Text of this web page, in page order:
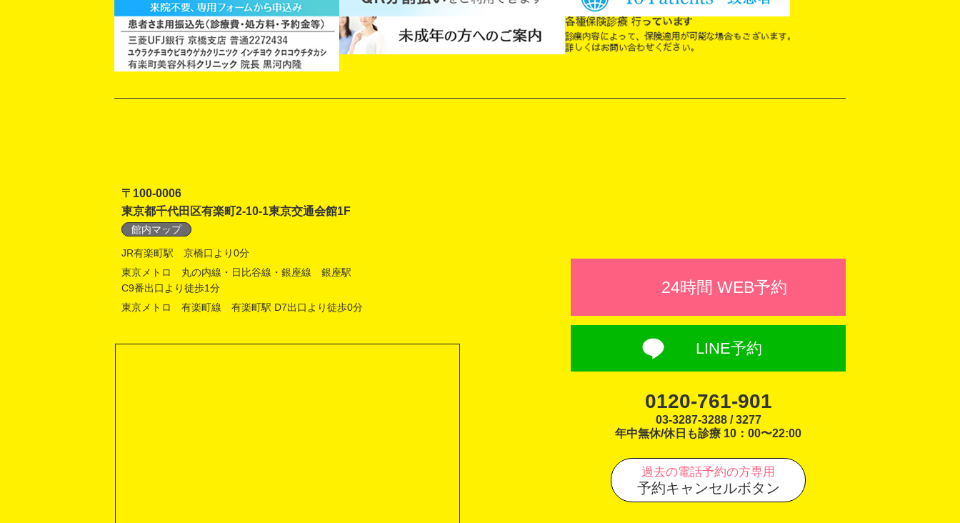
〒100-0006
東京都千代田区有楽町2-10-1東京交通会館1F
館内マップ
JR有楽町駅 京橋口より0分
東京メトロ 丸の内線・日比谷線・銀座線 銀座駅
C9番出口より徒歩1分
東京メトロ 有楽町線 有楽町駅 D7出口より徒歩0分
24時間 WEB予約
LINE予約
0120-761-901
03-3287-3288 / 3277
年中無休/休日も診療 10：00〜22:00
過去の電話予約の方専用
予約キャンセルボタン